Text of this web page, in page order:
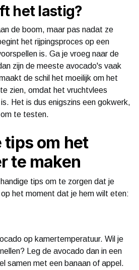
het lastig?
de boom, maar pas nadat ze
het rijpingsproces op een
is. Ga je vroeg naar de
zijn de meeste avocado's vaak
de schil het moeilijk om het
zien, omdat het vruchtvlees
Het is dus enigszins een gokwerk,
om te testen.
tips om het
te maken
tips om te zorgen dat je
het moment dat je hem wilt eten:
op kamertemperatuur. Wil je
Leg de avocado dan in een
samen met een banaan of appel.